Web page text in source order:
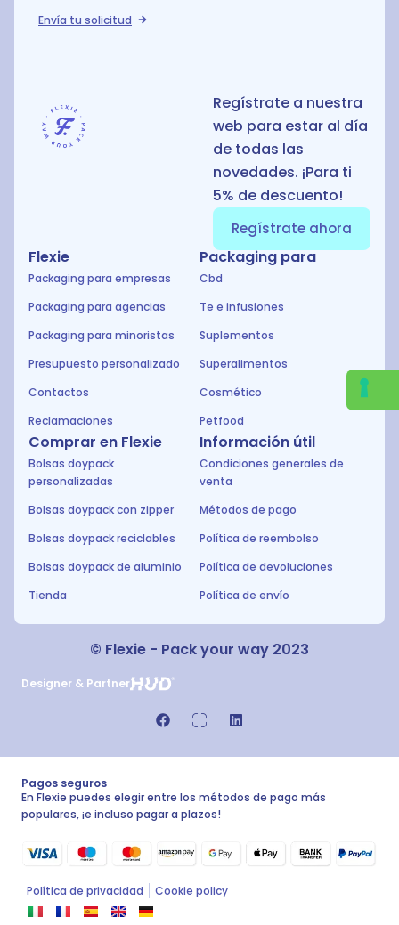
Envía tu solicitud
Regístrate a nuestra
web para estar al día
de todas las
novedades. ¡Para ti
5% de descuento!
Regístrate ahora
Flexie
Packaging para empresas
Packaging para agencias
Packaging para minoristas
Presupuesto personalizado
Contactos
Reclamaciones
Comprar en Flexie
Bolsas doypack
personalizadas
Bolsas doypack con zipper
Bolsas doypack reciclables
Bolsas doypack de aluminio
Tienda
Packaging para
Cbd
Te e infusiones
Suplementos
Superalimentos
Cosmético
Petfood
Información útil
Condiciones generales de
venta
Métodos de pago
Política de reembolso
Política de devoluciones
Política de envío
© Flexie - Pack your way 2023
Designer & Partner
Pagos seguros
En Flexie puedes elegir entre los métodos de pago más
populares, ¡e incluso pagar a plazos!
Política de privacidad Cookie policy